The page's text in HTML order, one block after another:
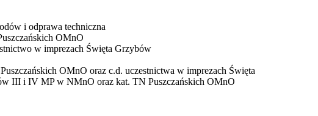
i odprawa techniczna
OMnO
w imprezach Święta Grzybów
OMnO oraz c.d. uczestnictwa w imprezach Święta
III i IV MP w NMnO oraz kat. TN Puszczańskich OMnO